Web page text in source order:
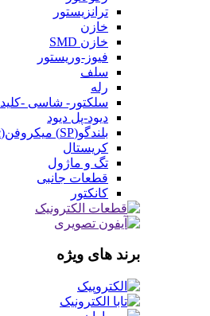
ترانزیستور
خازن
خازن SMD
فیوز-وریستور
سلف
رله
سلکتور- شاسی -کلید
دیود-پل دیود
بلندگو(SP) میکروفن(mic)
کریستال
تگ و ماژول
قطعات جانبی
کانکتور
برند های ویژه